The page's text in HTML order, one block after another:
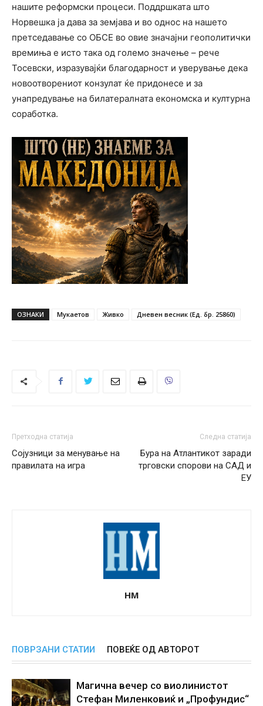
нашите реформски процеси. Поддршката што
Норвешка ја дава за земјава и во однос на нашето
претседавање со ОБСЕ во овие значајни геополитички
времиња е исто така од големо значење – рече
Тосевски, изразувајќи благодарност и уверување дека
новоотворениот конзулат ќе придонесе и за
унапредување на билатералната економска и културна
соработка.
ОЗНАКИ Мукаетов Живко Дневен весник (Ед. бр. 25860)
Претходна статија
Сојузници за менување на
правилата на игра
Следна статија
Бура на Атлантикот заради
трговски спорови на САД и
ЕУ
НМ
ПОВРЗАНИ СТАТИИ ПОВЕЌЕ ОД АВТОРОТ
Магична вечер со виолинистот
Стефан Миленковиќ и „Профундис“